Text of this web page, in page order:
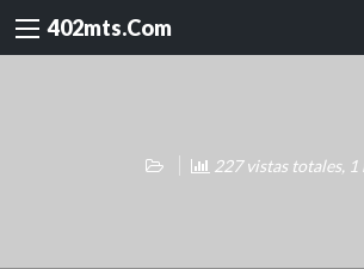
402mts.Com
227 vistas totales, 1